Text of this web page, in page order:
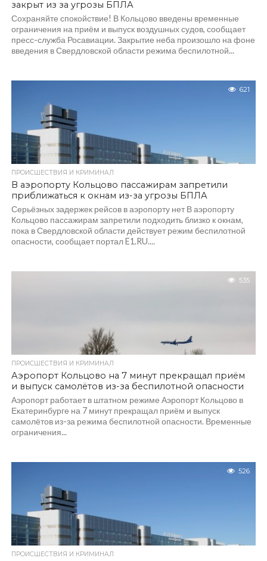
закрыт из за угрозы БПЛА
Сохраняйте спокойствие! В Кольцово введены временные
ограничения на приём и выпуск воздушных судов, сообщает
пресс-служба Росавиации. Закрытие неба произошло на фоне
введения в Свердловской области режима беспилотной...
621
ПРОИСШЕСТВИЯ И КРИМИНАЛ
В аэропорту Кольцово пассажирам запретили
приближаться к окнам из-за угрозы БПЛА
Серьёзных задержек рейсов в аэропорту нет В аэропорту
Кольцово пассажирам запретили подходить близко к окнам,
пока в Свердловской области действует режим беспилотной
опасности, сообщает портал E1.RU....
535
ПРОИСШЕСТВИЯ И КРИМИНАЛ
Аэропорт Кольцово на 7 минут прекращал приём
и выпуск самолётов из-за беспилотной опасности
Аэропорт работает в штатном режиме Аэропорт Кольцово в
Екатеринбурге на 7 минут прекращал приём и выпуск
самолётов из-за режима беспилотной опасности. Временные
ограничения...
526
ПРОИСШЕСТВИЯ И КРИМИНАЛ